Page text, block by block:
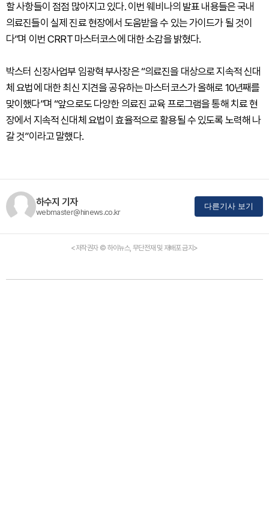
할 사항들이 점점 많아지고 있다. 이번 웨비나의 발표 내용들은 국내
의료진들이 실제 진료 현장에서 도움받을 수 있는 가이드가 될 것이
다”며 이번 CRRT 마스터코스에 대한 소감을 밝혔다.
박스터 신장사업부 임광혁 부사장은 “의료진을 대상으로 지속적 신대
체 요법에 대한 최신 지견을 공유하는 마스터코스가 올해로 10년째를
맞이했다”며 “앞으로도 다양한 의료진 교육 프로그램을 통해 치료 현
장에서 지속적 신대체 요법이 효율적으로 활용될 수 있도록 노력해 나
갈 것”이라고 말했다.
하수지 기자
webmaster@hinews.co.kr
다른기사 보기
<저작권자 © 하이뉴스, 무단전재 및 재배포 금지>